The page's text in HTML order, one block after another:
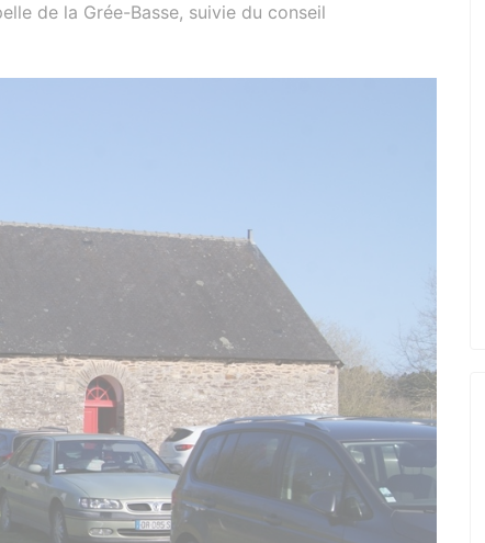
de la Grée-Basse, suivie du conseil